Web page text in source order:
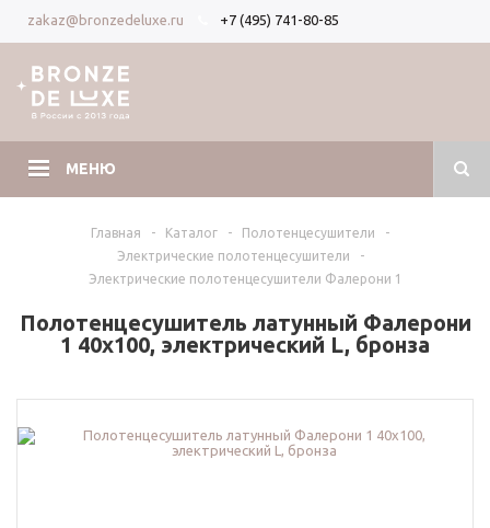
zakaz@bronzedeluxe.ru +7 (495) 741-80-85
МЕНЮ
Главная - Каталог - Полотенцесушители
-
Электрические полотенцесушители
-
Электрические полотенцесушители Фалерони 1
Полотенцесушитель латунный Фалерони
1 40х100, электрический L, бронза